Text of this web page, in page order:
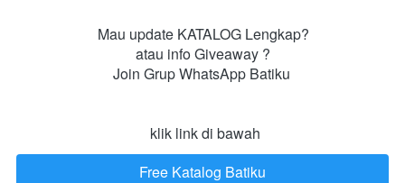
Mau update KATALOG Lengkap?
atau info Giveaway ?
Join Grup WhatsApp Batiku
klik link di bawah
`Free Katalog Batiku